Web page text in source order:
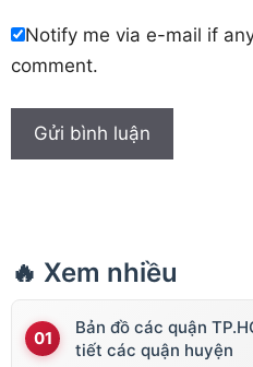
Notify me via e-mail if
comment.
🔥 Xem nhiều
Bản đồ các quận
tiết các quận huyện